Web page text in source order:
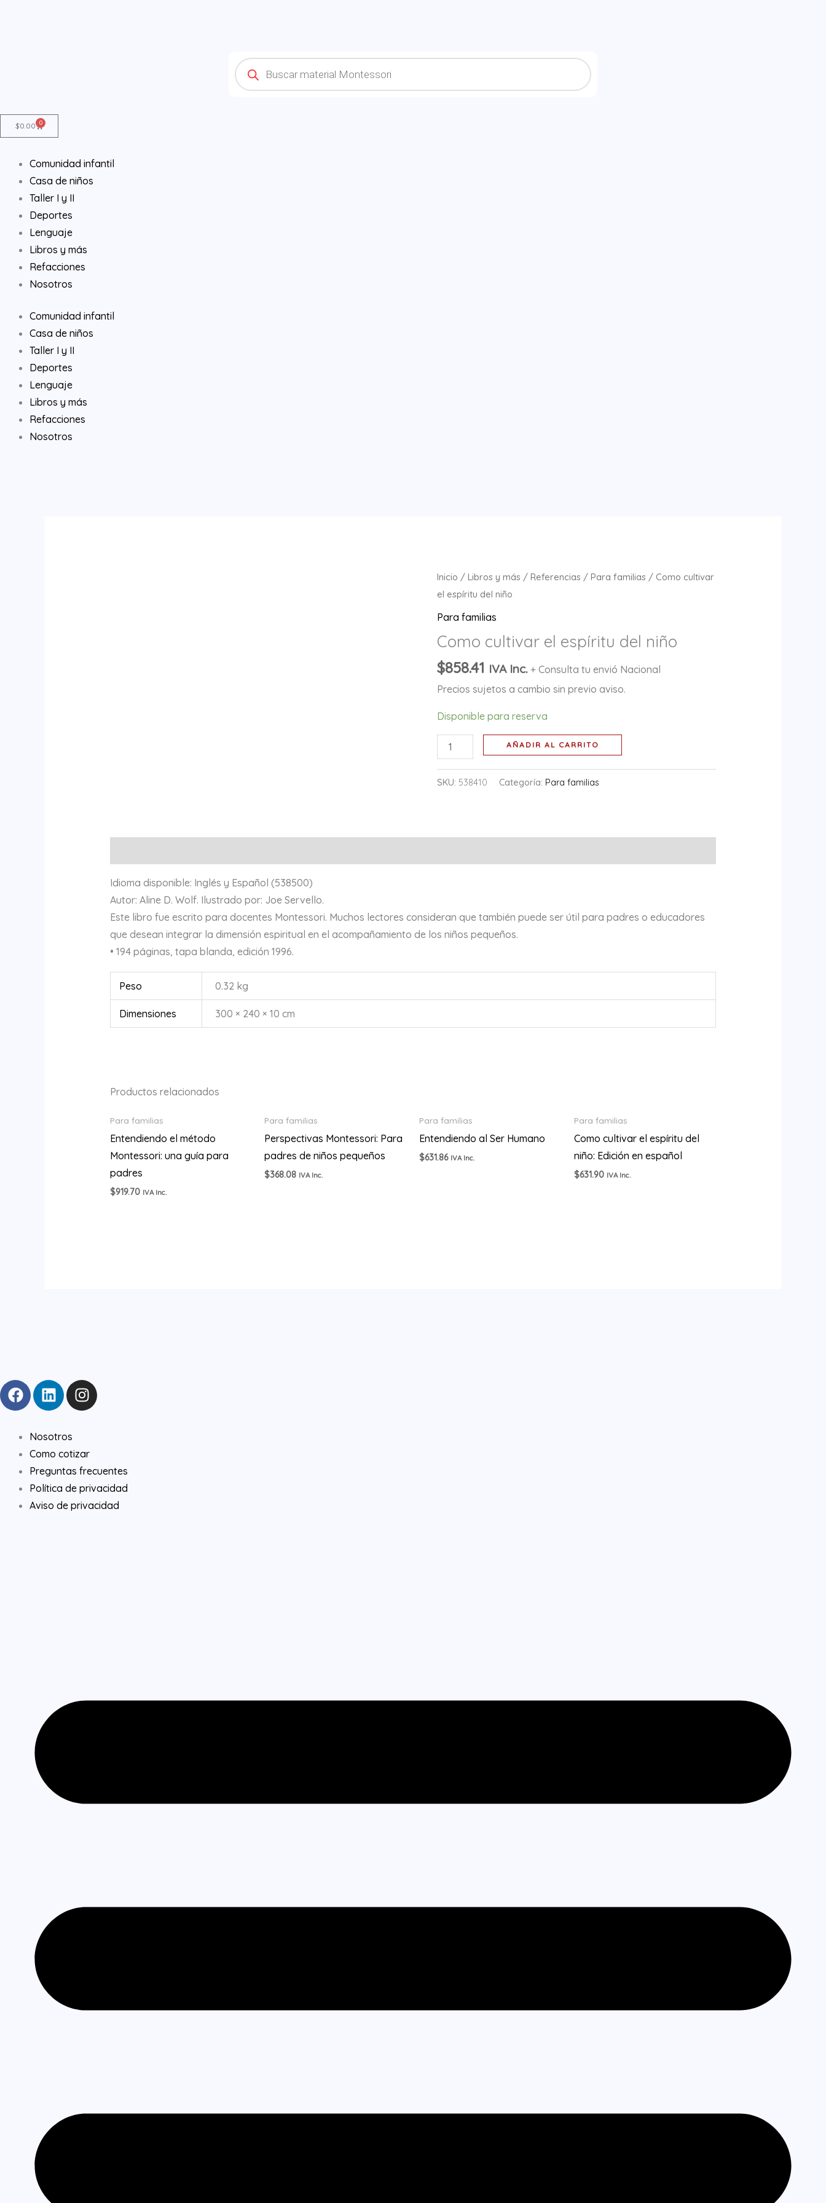
Products
search
$0.00 0
Cart
Comunidad infantil
Casa de niños
Taller I y II
Deportes
Lenguaje
Libros y más
Refacciones
Nosotros
Comunidad infantil
Casa de niños
Taller I y II
Deportes
Lenguaje
Libros y más
Refacciones
Nosotros
Inicio /Libros y más /Referencias /Para familias / Como cultivar
el espíritu del niño
Para familias
Como cultivar el espíritu del niño
$858.41 IVA Inc. + Consulta tu envió Nacional
Precios sujetos a cambio sin previo aviso.
Disponible para reserva
Como
cultivar
el
del
niño
AÑADIR AL CARRITO
SKU: 538410 Categoría: Para familias
Idioma disponible: Inglés y Español (538500)
Autor: Aline D. Wolf. Ilustrado por: Joe Servello.
Este libro fue escrito para docentes Montessori. Muchos lectores consideran que también puede ser útil para padres o educadores
que desean integrar la dimensión espiritual en el acompañamiento de los niños pequeños.
• 194 páginas, tapa blanda, edición 1996.
Peso 0.32 kg
Dimensiones 300 × 240 × 10 cm
Productos relacionados
Para familias
Entendiendo el método
Montessori: una guía para
padres
$919.70 IVA Inc.
Para familias
Perspectivas Montessori: Para
padres de niños pequeños
$368.08 IVA Inc.
Para familias
Entendiendo al Ser Humano
$631.86 IVA Inc.
Para familias
Como cultivar el espíritu del
niño: Edición en español
$631.90 IVA Inc.
F
a
e
b
o
k
L
i
k
e
d
i
n
I
n
a
g
r
a
m
Nosotros
Como cotizar
Preguntas frecuentes
Política de privacidad
Aviso de privacidad